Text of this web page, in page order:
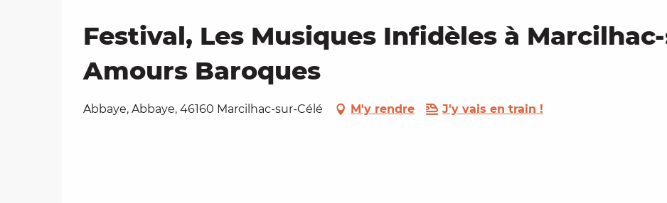
Festival, Les Musiques Infidèles à
Amours Baroques
Abbaye, Abbaye, 46160 Marcilhac-sur-Célé M'y rendre J'y vais en train !